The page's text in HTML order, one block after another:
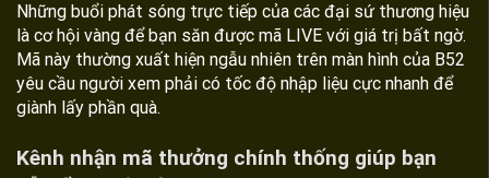
Những buổi phát sóng trực tiếp của các đại sứ thương hiệu
là cơ hội vàng để bạn săn được mã LIVE với giá trị bất ngờ.
Mã này thường xuất hiện ngẫu nhiên trên màn hình của B52
yêu cầu người xem phải có tốc độ nhập liệu cực nhanh để
giành lấy phần quà.
Kênh nhận mã thưởng chính thống giúp bạn